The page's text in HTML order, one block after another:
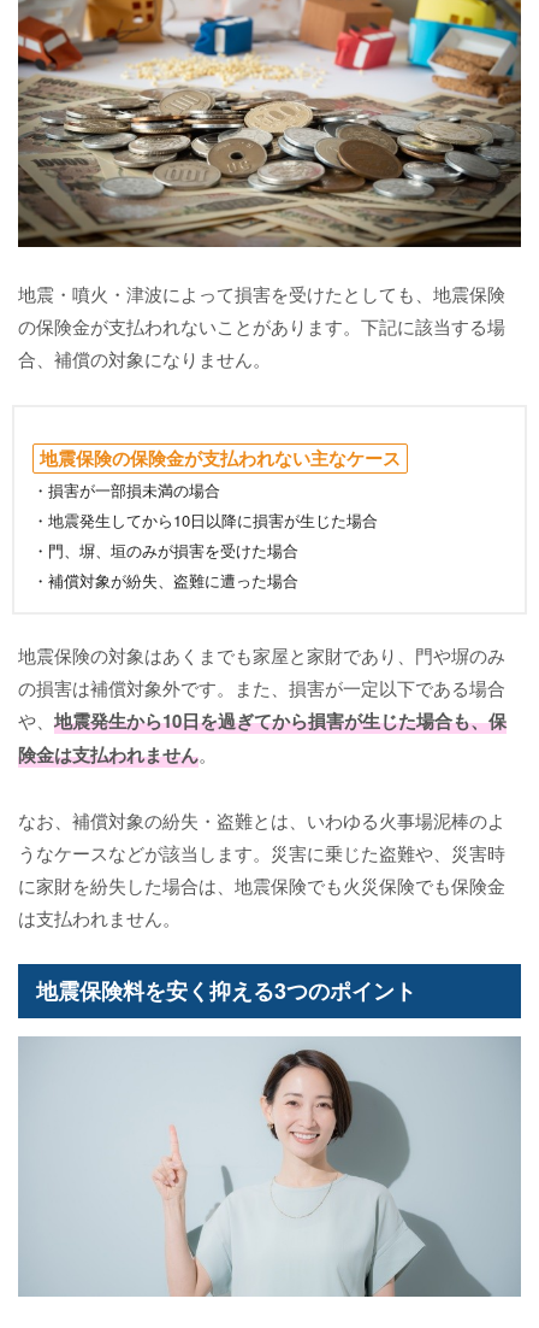
地震・噴火・津波によって損害を受けたとしても、地震保険
の保険金が支払われないことがあります。下記に該当する場
合、補償の対象になりません。
地震保険の保険金が支払われない主なケース
・損害が一部損未満の場合
・地震発生してから10日以降に損害が生じた場合
・門、塀、垣のみが損害を受けた場合
・補償対象が紛失、盗難に遭った場合
地震保険の対象はあくまでも家屋と家財であり、門や塀のみ
の損害は補償対象外です。また、損害が一定以下である場合
や、 地震発生から10日を過ぎてから損害が生じた場合も、保
険金は支払われません。
なお、補償対象の紛失・盗難とは、いわゆる火事場泥棒のよ
うなケースなどが該当します。災害に乗じた盗難や、災害時
に家財を紛失した場合は、地震保険でも火災保険でも保険金
は支払われません。
地震保険料を安く抑える3つのポイント